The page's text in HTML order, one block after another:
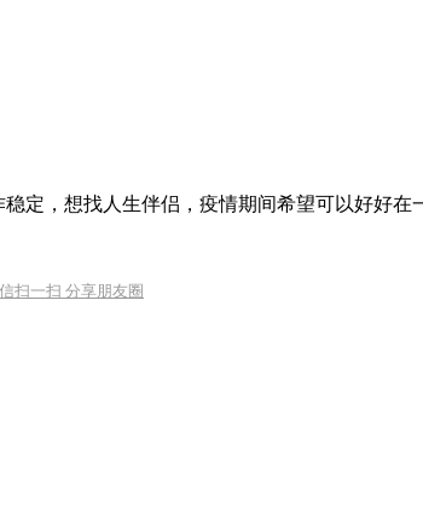
定，想找人生伴侣，疫情期间希望可以好好在
扫一扫 分享朋友圈